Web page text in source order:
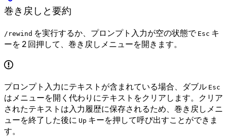
巻き戻しと要約
/rewind を実行するか、プロンプト入力が空の状態で Esc キ
ーを 2 回押して、巻き戻しメニューを開きます。
プロンプト入力にテキストが含まれている場合、ダブル Esc
はメニューを開く代わりにテキストをクリアします。クリア
されたテキストは入力履歴に保存されるため、巻き戻しメニ
ューを終了した後に Up キーを押して呼び出すことができま
す。